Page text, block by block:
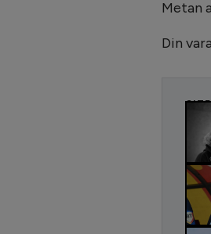
Metan
Din